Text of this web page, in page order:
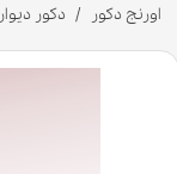
اورنج دکور دکور دیوار